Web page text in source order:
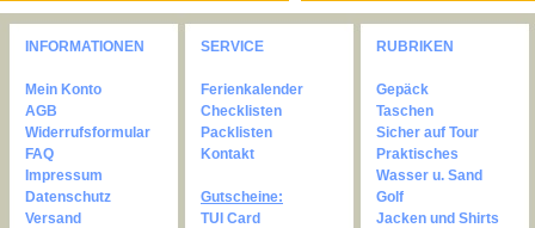
INFORMATIONEN
Mein Konto
AGB
Widerrufsformular
FAQ
Impressum
Datenschutz
Versand
SERVICE
Ferienkalender
Checklisten
Packlisten
Kontakt
Gutscheine:
TUI Card
RUBRIKEN
Gepäck
Taschen
Sicher auf Tour
Praktisches
Wasser u. Sand
Golf
Jacken und Shirts